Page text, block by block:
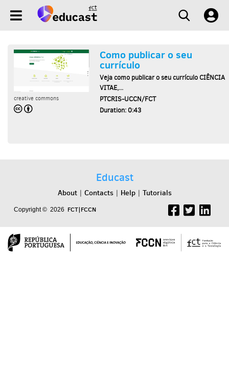
creative commons
Como publicar o seu
currículo
Veja como publicar o seu currículo CIÊNCIA
VITAE,...
PTCRIS-UCCN/FCT
Duration: 0:43
Educast
About| Contacts| Help| Tutorials
Copyright © 2026 FCT|FCCN